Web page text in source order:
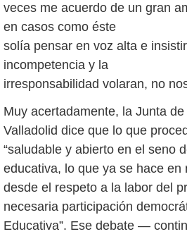
veces me acuerdo de un gran
en casos como éste
solía pensar en voz alta e
incompetencia y la
irresponsabilidad volaran, no
Muy acertadamente, la Junta
Valladolid dice que lo que
“saludable y abierto en el seno
educativa, lo que ya se hace en
desde el respeto a la labor del
necesaria participación
Educativa”. Ese debate —